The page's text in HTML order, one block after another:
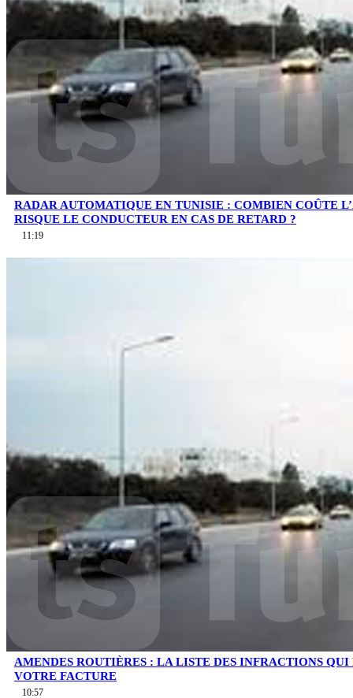
RADAR AUTOMATIQUE EN TUNISIE : COMBIEN COÛTE
RISQUE LE CONDUCTEUR EN CAS DE RETARD ?
11:19
AMENDES ROUTIÈRES : LA LISTE DES INFRACTIONS
VOTRE FACTURE
10:57